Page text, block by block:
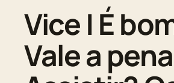
Vice | É
Vale a pena